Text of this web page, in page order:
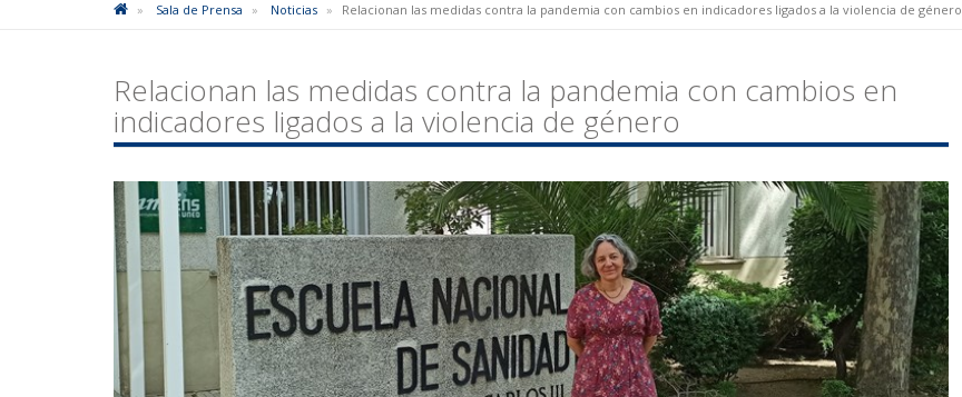
Sala de Prensa Noticias Relacionan las medidas contra la pandemia con cambios en indicadores ligados a la violencia de género
Relacionan las medidas contra la pandemia con cambios en
indicadores ligados a la violencia de género